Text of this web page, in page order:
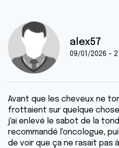
alex57
09/01/2026 -
Avant que les cheveux ne
frottaient sur quelque chose
j'ai enlevé le sabot de la
recommandé l'oncologue,
de voir que ça ne rasait pas